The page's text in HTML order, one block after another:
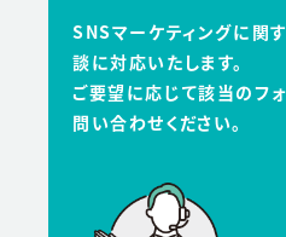
SNSマーケティングに関
談に対応いたします。
ご要望に応じて該当のフ
問い合わせください。